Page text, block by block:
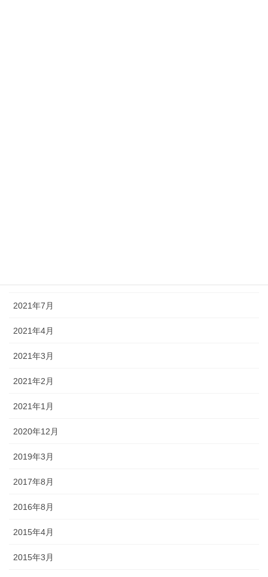
2021年7月
2021年4月
2021年3月
2021年2月
2021年1月
2020年12月
2019年3月
2017年8月
2016年8月
2015年4月
2015年3月